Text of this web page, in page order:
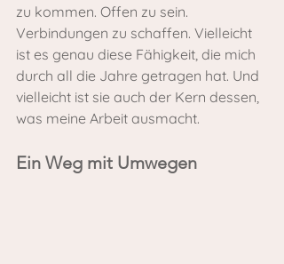
zu kommen. Offen zu sein.
Verbindungen zu schaffen. Vielleicht
ist es genau diese Fähigkeit, die mich
durch all die Jahre getragen hat. Und
vielleicht ist sie auch der Kern dessen,
was meine Arbeit ausmacht.
Ein Weg mit Umwegen